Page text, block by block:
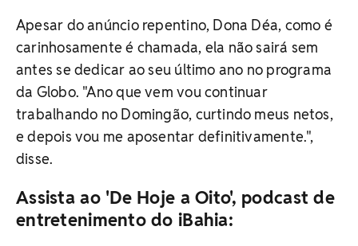
Apesar do anúncio repentino, Dona Déa, como é
carinhosamente é chamada, ela não sairá sem
antes se dedicar ao seu último ano no programa
da Globo. "Ano que vem vou continuar
trabalhando no Domingão, curtindo meus netos,
e depois vou me aposentar definitivamente.",
disse.
Assista ao 'De Hoje a Oito', podcast de
entretenimento do iBahia: